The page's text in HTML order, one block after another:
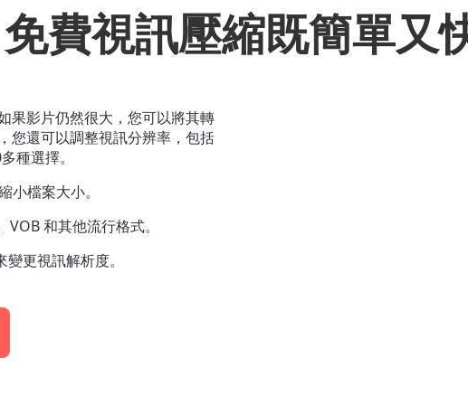
免費視訊壓縮既簡單又
果影片仍然很大，您可以將其轉
您還可以調整視訊分辨率，包括
種選擇。
小檔案大小。
和其他流行格式。
更視訊解析度。